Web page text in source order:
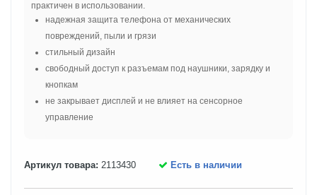
практичен в использовании.
надежная защита телефона от механических
повреждений, пыли и грязи
стильный дизайн
свободный доступ к разъемам под наушники, зарядку и
кнопкам
не закрывает дисплей и не влияет на сенсорное
управление
Артикул товара: 2113430 Есть в наличии